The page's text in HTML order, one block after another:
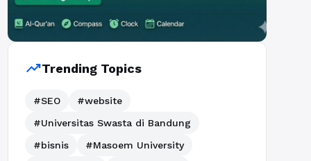
trending_upTrending Topics
#SEO
#website
#Universitas Swasta di Bandung
#bisnis
#Masoem University